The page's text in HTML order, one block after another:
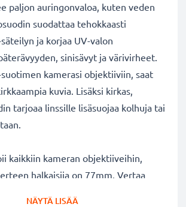
paljon auringonvaloa, kuten veden
suodattaa tehokkaasti
ja korjaa UV-valon
sinisävyt ja värivirheet.
kamerasi objektiiviin, saat
kuvia. Lisäksi kirkas,
tarjoaa linssille lisäsuojaa kolhuja tai
kaikkiin kameran objektiiveihin,
halkaisija on 77mm. Vertaa
NÄYTÄ LISÄÄ